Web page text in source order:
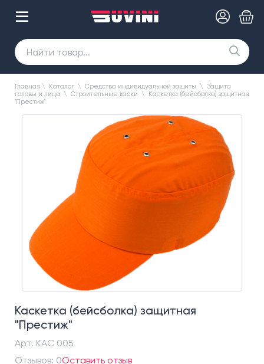
Главная \ Каталог \ Средства индивидуальной защиты \
Защита
головы и лица
\ Строительные каски \
Каскетка (бейсболка) защитная
"Престиж"
Каскетка (бейсболка) защитная
"Престиж"
Арт. КАС 005
Отзывов: 0Оставить отзыв